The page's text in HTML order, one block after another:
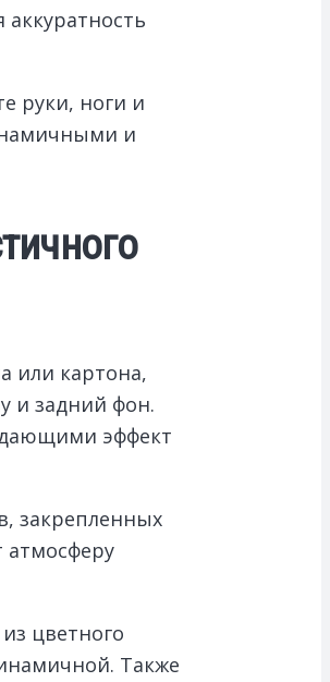
руки, ноги и
и
или картона,
и задний фон.
эффект
закрепленных
атмосферу
цветного
Также